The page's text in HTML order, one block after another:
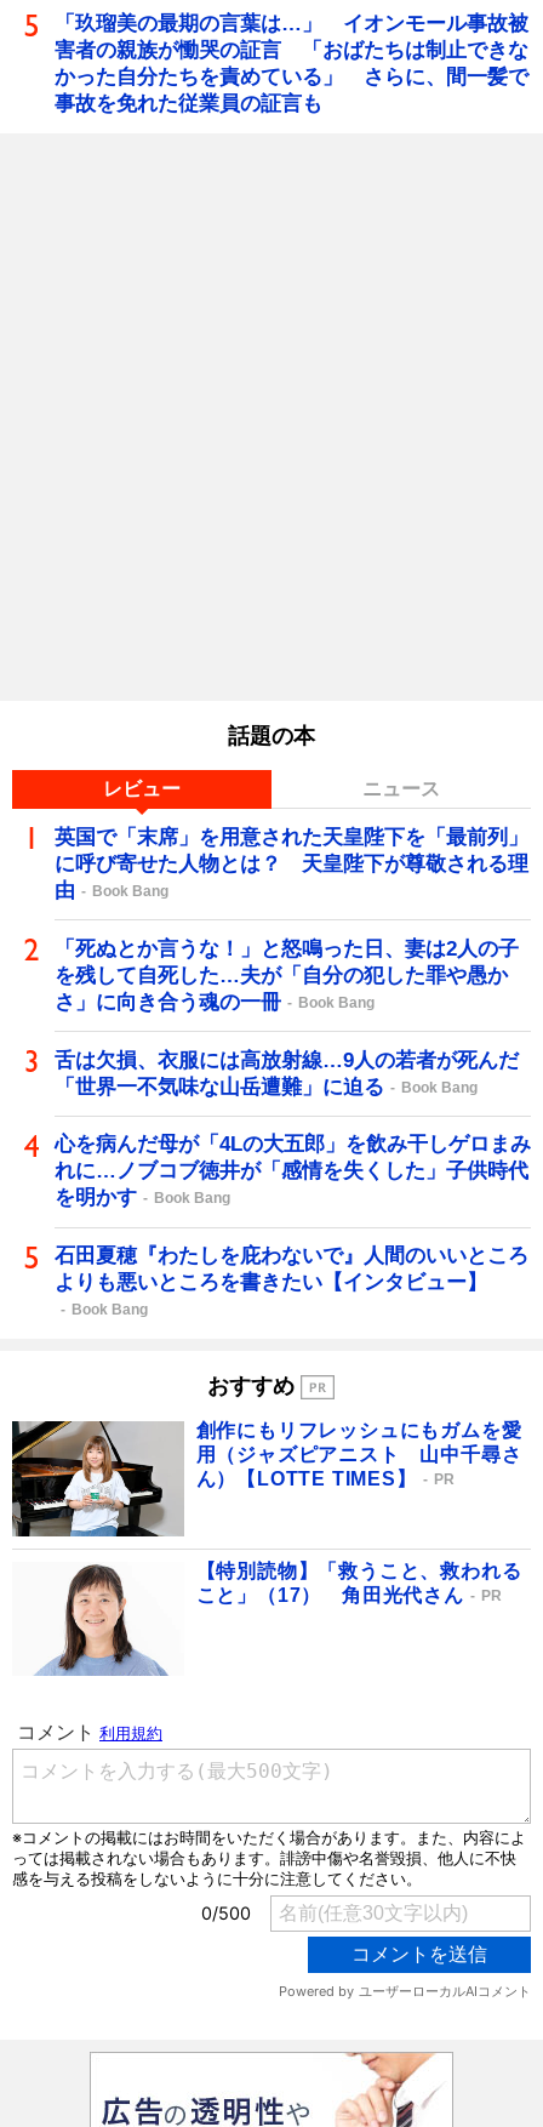
「玖瑠美の最期の言葉は…」 イオンモール事故被
害者の親族が慟哭の証言 「おばたちは制止できな
かった自分たちを責めている」 さらに、間一髪で
事故を免れた従業員の証言も
話題の本
レビュー ニュース
英国で「末席」を用意された天皇陛下を「最前列」
に呼び寄せた人物とは？ 天皇陛下が尊敬される理
由
Book Bang
「死ぬとか言うな！」と怒鳴った日、妻は2人の子
を残して自死した…夫が「自分の犯した罪や愚か
さ」に向き合う魂の一冊
Book Bang
舌は欠損、衣服には高放射線…9人の若者が死んだ
「世界一不気味な山岳遭難」に迫る
Book Bang
心を病んだ母が「4Lの大五郎」を飲み干しゲロまみ
れに…ノブコブ徳井が「感情を失くした」子供時代
を明かす
Book Bang
石田夏穂『わたしを庇わないで』人間のいいところ
よりも悪いところを書きたい【インタビュー】
Book Bang
おすすめ
創作にもリフレッシュにもガムを愛
用（ジャズピアニスト 山中千尋さ
ん）【LOTTE TIMES】
PR
【特別読物】「救うこと、救われる
こと」（17） 角田光代さん
PR